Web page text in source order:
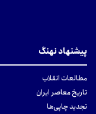
پیشنهاد نهنگ
مطالعات انقلاب
تاریخ معاصر ایران
تجدید چاپی‌ها